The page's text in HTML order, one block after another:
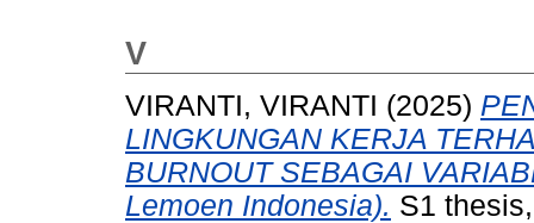
V
VIRANTI, VIRANTI (2025)
LINGKUNGAN KERJA
BURNOUT SEBAGAI
Lemoen Indonesia). S1